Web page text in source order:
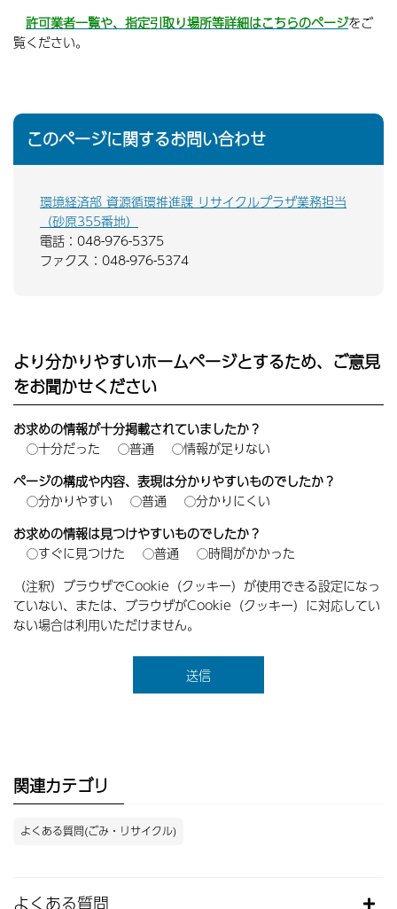
許可業者一覧や、指定引取り場所等詳細はこちらのページをご
覧ください。
このページに関するお問い合わせ
環境経済部 資源循環推進課 リサイクルプラザ業務担当
（砂原355番地）
電話：048-976-5375
ファクス：048-976-5374
より分かりやすいホームページとするため、ご意見
をお聞かせください
お求めの情報が十分掲載されていましたか？
十分だった
普通
情報が足りない
ページの構成や内容、表現は分かりやすいものでしたか？
分かりやすい
普通
分かりにくい
お求めの情報は見つけやすいものでしたか？
すぐに見つけた
普通
時間がかかった
（注釈）ブラウザでCookie（クッキー）が使用できる設定になっ
ていない、または、ブラウザがCookie（クッキー）に対応してい
ない場合は利用いただけません。
関連カテゴリ
よくある質問(ごみ・リサイクル)
よくある質問